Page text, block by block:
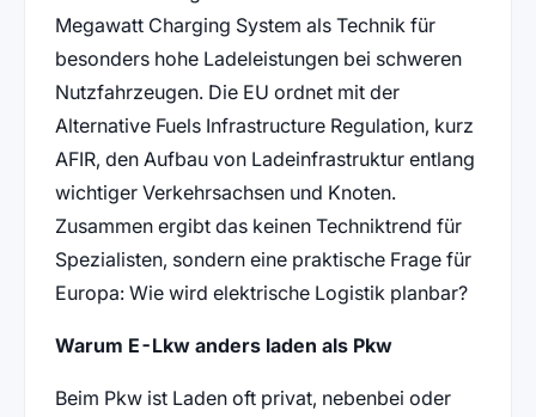
Megawatt Charging System als Technik für
besonders hohe Ladeleistungen bei schweren
Nutzfahrzeugen. Die EU ordnet mit der
Alternative Fuels Infrastructure Regulation, kurz
AFIR, den Aufbau von Ladeinfrastruktur entlang
wichtiger Verkehrsachsen und Knoten.
Zusammen ergibt das keinen Techniktrend für
Spezialisten, sondern eine praktische Frage für
Europa: Wie wird elektrische Logistik planbar?
Warum E-Lkw anders laden als Pkw
Beim Pkw ist Laden oft privat, nebenbei oder